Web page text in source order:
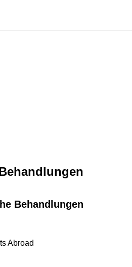
Behandlungen